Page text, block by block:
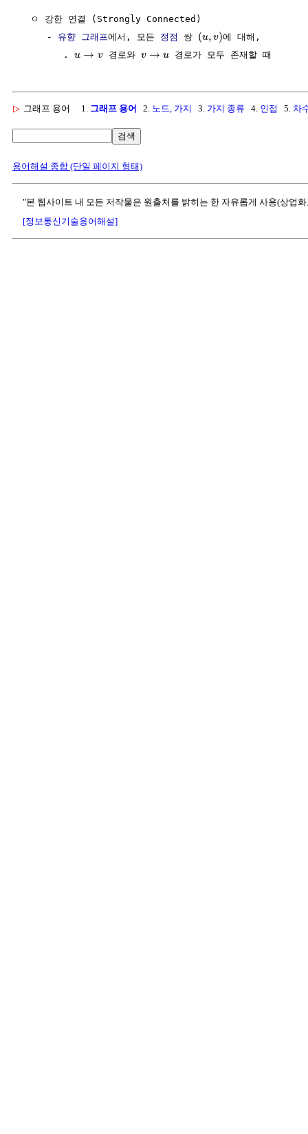
  ㅇ 강한 연결 (Strongly Connected)
     -
유향 그래프에서, 모든 정점 쌍 (u, v)에 대해,
        .
u → v 경로와 v → u
▷ 그래프 용어 1. 그래프 용어 2. 노드, 가지 3. 가지 종류 4. 인접 5. 차
검색
용어해설 종합 (단일 페이지 형태)
"본 웹사이트 내 모든 저작물은 원출처를 밝히는 한 자유롭게 사용(상업
[정보통신기술용어해설]